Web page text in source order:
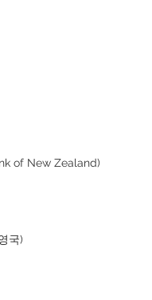
of New Zealand)
국)